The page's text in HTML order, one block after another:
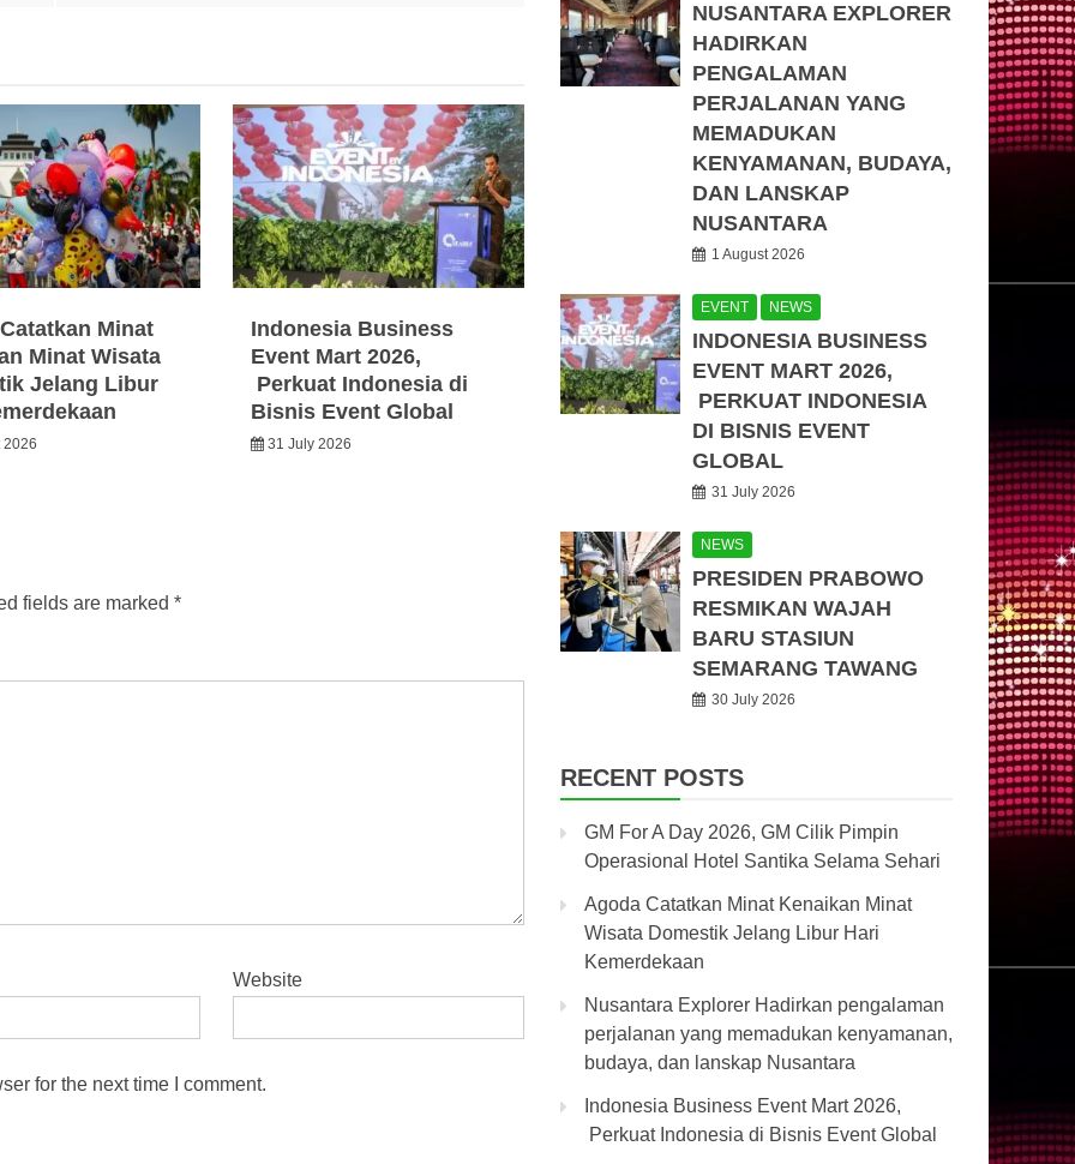
Minat
Minat Wisata
Jelang Libur
2026
Indonesia Business
Event Mart 2026,
Perkuat Indonesia di
Bisnis Event Global
31 July 2026
fields are marked *
Website
for the next time I comment.
NUSANTARA EXPLORER
HADIRKAN
PENGALAMAN
PERJALANAN YANG
MEMADUKAN
KENYAMANAN, BUDAYA,
DAN LANSKAP
NUSANTARA
1 August 2026
EVENT NEWS
INDONESIA BUSINESS
EVENT MART 2026,
PERKUAT INDONESIA
DI BISNIS EVENT
GLOBAL
31 July 2026
NEWS
PRESIDEN PRABOWO
RESMIKAN WAJAH
BARU STASIUN
SEMARANG TAWANG
30 July 2026
RECENT POSTS
GM For A Day 2026, GM Cilik Pimpin
Operasional Hotel Santika Selama Sehari
Agoda Catatkan Minat Kenaikan Minat
Wisata Domestik Jelang Libur Hari
Kemerdekaan
Nusantara Explorer Hadirkan pengalaman
perjalanan yang memadukan kenyamanan,
budaya, dan lanskap Nusantara
Indonesia Business Event Mart 2026,
Perkuat Indonesia di Bisnis Event Global